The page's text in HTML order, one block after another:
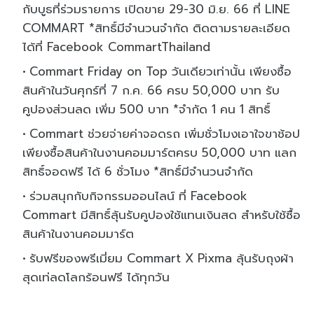
กับบูธที่ร่วมรายการ เปิดขาย 29-30 มิ.ย. 66 ที่ LINE
COMMART *สิทธิ์มีจำนวนจำกัด ติดตามรายละเอียด
ได้ที่ Facebook CommartThailand
Commart Friday on Top วันเดียวเท่านั้น เพียงซื้อ
สินค้าในวันศุกร์ที่ 7 ก.ค. 66 ครบ 50,000 บาท รับ
คูปองส่วนลด เพิ่ม 500 บาท *จำกัด 1 คน 1 สิทธิ์
Commart ช่วยจ่ายค่าจอดรถ เพิ่มชั่วโมงเอาใจขาช้อป
เพียงซื้อสินค้าในงานคอมมาร์ตครบ 50,000 บาท แลก
สิทธิ์จอดฟรี ได้ 6 ชั่วโมง *สิทธิ์มีจำนวนจำกัด
ร่วมสนุกกับกิจกรรมออนไลน์ ที่ Facebook
Commart มีสิทธิ์ลุ้นรับคูปองใช้แทนเงินสด สำหรับใช้ซื้อ
สินค้าในงานคอมมาร์ต
รับฟรีของพรีเมี่ยม Commart X Pixma ลุ้นรับถุงผ้า
สุดเท่ลดโลกร้อนฟรี ได้ทุกวัน